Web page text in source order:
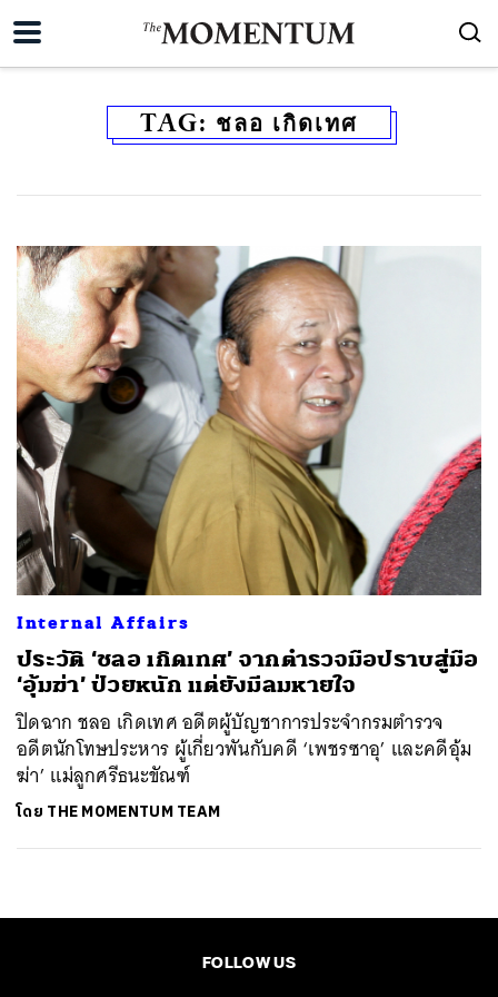
TAG: ชลอ เกิดเทศ
Internal Affairs
ประวัติ ‘ชลอ เกิดเทศ’ จากตำรวจมือปราบสู่มือ
‘อุ้มฆ่า’ ป่วยหนัก แต่ยังมีลมหายใจ
ปิดฉาก ชลอ เกิดเทศ อดีตผู้บัญชาการประจำกรมตำรวจ
อดีตนักโทษประหาร ผู้เกี่ยวพันกับคดี ‘เพชรซาอุ’ และคดีอุ้ม
ฆ่า’ แม่ลูกศรีธนะขัณฑ์
โดย THE MOMENTUM TEAM
FOLLOW US
ค้นหา
SHARE TWEET LINE EMAIL